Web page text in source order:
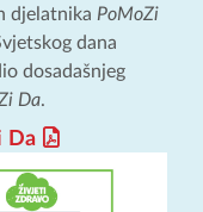
djelatnika PoMoZi
dana
dosadašnjeg
Da.
Da